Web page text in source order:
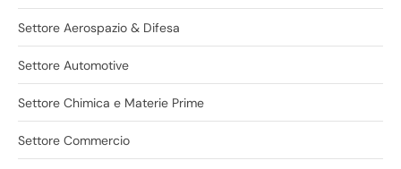
Settore Aerospazio & Difesa
Settore Automotive
Settore Chimica e Materie Prime
Settore Commercio